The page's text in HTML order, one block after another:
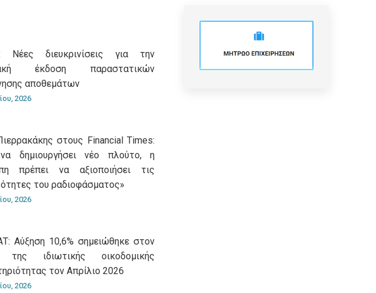
Νέες διευκρινίσεις για την
έκδοση παραστατικών
αποθεμάτων
2026
στους Financial Times:
δημιουργήσει νέο πλούτο, η
πρέπει να αξιοποιήσει τις
του ραδιοφάσματος»
2026
Αύξηση 10,6% σημειώθηκε στον
της ιδιωτικής οικοδομικής
τον Απρίλιο 2026
2026